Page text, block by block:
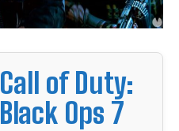
Call of Duty:
Black Ops 7